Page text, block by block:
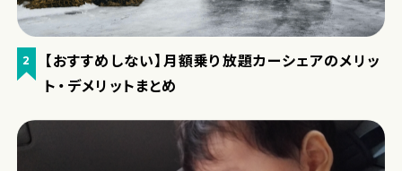
2
【おすすめしない】月額乗り放題カーシェアのメリッ
ト・デメリットまとめ